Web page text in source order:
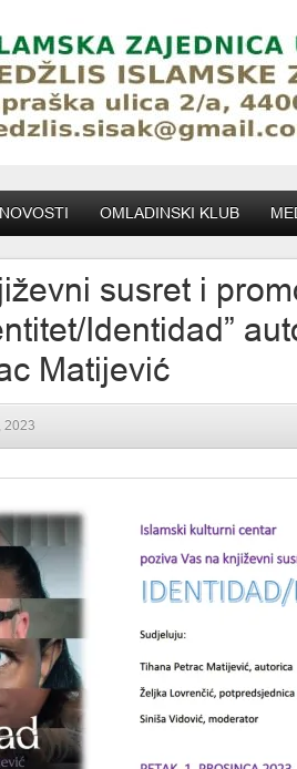
NOVOSTI OMLADINSKI KLUB
susret i
Identidad”
Matijević
2023